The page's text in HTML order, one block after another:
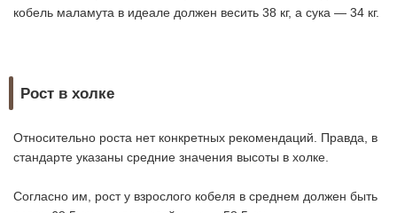
кобель маламута в идеале должен весить 38 кг, а сука — 34 кг.
Рост в холке
Относительно роста нет конкретных рекомендаций. Правда, в
стандарте указаны средние значения высоты в холке.
Согласно им, рост у взрослого кобеля в среднем должен быть